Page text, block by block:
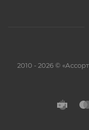
2010 - 2026 ©